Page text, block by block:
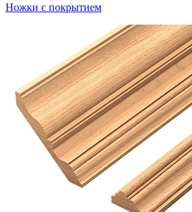
Ножки с покрытием